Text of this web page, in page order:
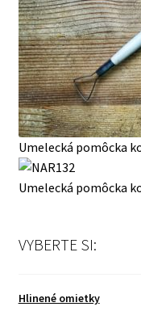
Umelecká pomôcka
Umelecká pomôcka
VYBERTE SI:
Hlinené omietky